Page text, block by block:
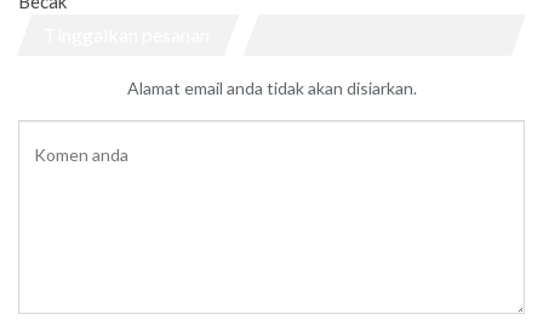
Alamat email anda tidak akan disiarkan.